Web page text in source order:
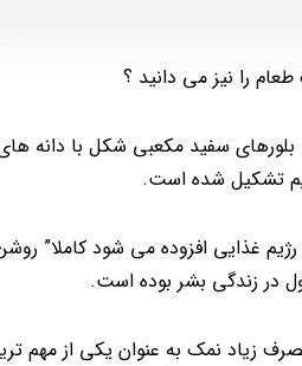
را نیز می دانید ؟
سفید مکعبی شکل با دانه
تشکیل شده است.
رژیم غذایی افزوده می شود
در زندگی بشر بوده است.
زیاد نمک به عنوان یکی از مهم